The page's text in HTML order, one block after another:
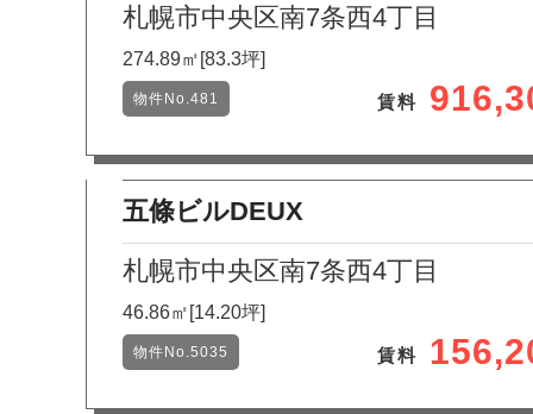
札幌市中央区南7条西4丁目
274.89㎡[83.3坪]
物件No.481 賃料
五條ビルDEUX
札幌市中央区南7条西4丁目
46.86㎡[14.20坪]
物件No.5035 賃料